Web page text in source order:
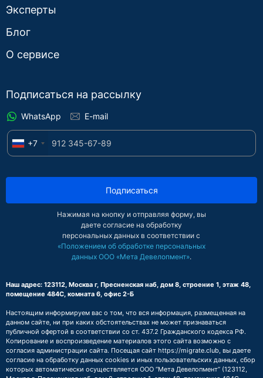
Эксперты
Блог
О сервисе
Подписаться на рассылку
WhatsApp E-mail
+7
Подписаться
Нажимая на кнопку и отправляя форму, вы
даете согласие на обработку
персональных данных в соответствии с
«Положением об обработке персональных
данных ООО «Мета Девелопмент».
Наш адрес: 123112, Москва г, Пресненская наб, дом 8, строение 1, этаж 48,
помещение 484С, комната 6, офис 2-Б
Настоящим информируем вас о том, что вся информация, размещенная на
данном сайте, ни при каких обстоятельствах не может признаваться
публичной офертой в соответствии со ст. 437.2 Гражданского кодекса РФ.
Копирование и воспроизведение материалов этого сайта возможно с
согласия администрации сайта. Посещая сайт https://migrate.club, вы даете
согласие на обработку данных cookies и иных пользовательских данных, сбор
которых автоматически осуществляется ООО “Мета Девелопмент” (123112,